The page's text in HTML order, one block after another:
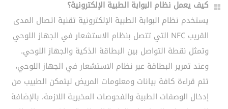
كيف يعمل نظام البوابة الطبية الإلكترونية؟
يستخدم نظام البوابة الطبية الإلكترونية تقنية اتصال المدى
القريب NFC التي تتصل بنظام الاستشعار في الجهاز اللوحي
وتمثل نقطة التواصل بين البطاقة الذكية والجهاز اللوحي.
وعند تمرير البطاقة عبر نظام الاستشعار في الجهاز اللوحي،
تتم قراءة كافة بيانات ومعلومات المريض ليتمكن الطبيب من
إدخال الوصفات الطبية والفحوصات المخبرية اللازمة، بالإضافة